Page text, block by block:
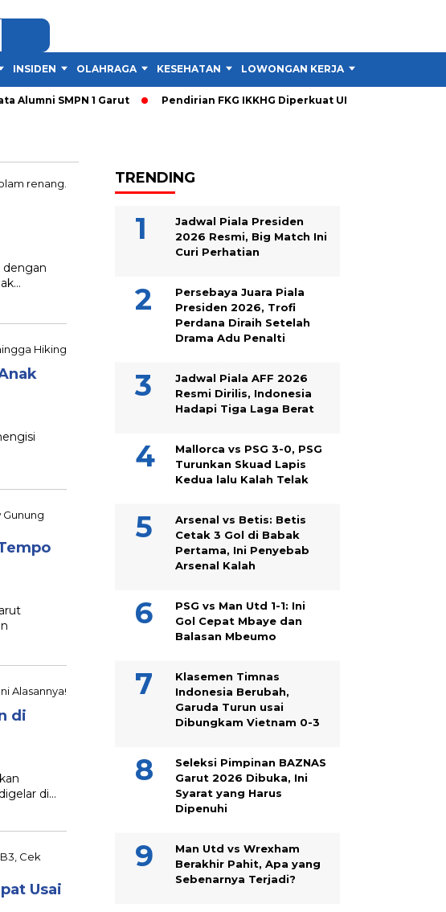
INSIDEN OLAHRAGA KESEHATAN LOWONGAN KERJA
SMPN 1 Garut Pendirian FKG IKKHG Diperkuat UNJANI, Ini Langkah
dengan
di
di…
Usai
TRENDING
Jadwal Piala Presiden
2026 Resmi, Big Match Ini
Curi Perhatian
Persebaya Juara Piala
Presiden 2026, Trofi
Perdana Diraih Setelah
Drama Adu Penalti
Jadwal Piala AFF 2026
Resmi Dirilis, Indonesia
Hadapi Tiga Laga Berat
Mallorca vs PSG 3-0, PSG
Turunkan Skuad Lapis
Kedua lalu Kalah Telak
Arsenal vs Betis: Betis
Cetak 3 Gol di Babak
Pertama, Ini Penyebab
Arsenal Kalah
PSG vs Man Utd 1-1: Ini
Gol Cepat Mbaye dan
Balasan Mbeumo
Klasemen Timnas
Indonesia Berubah,
Garuda Turun usai
Dibungkam Vietnam 0-3
Seleksi Pimpinan BAZNAS
Garut 2026 Dibuka, Ini
Syarat yang Harus
Dipenuhi
Man Utd vs Wrexham
Berakhir Pahit, Apa yang
Sebenarnya Terjadi?